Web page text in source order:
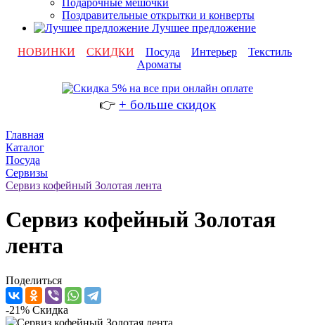
Подарочные мешочки
Поздравительные открытки и конверты
Лучшее предложение
НОВИНКИ
СКИДКИ Посуда Интерьер
Текстиль
Ароматы
👉 + больше скидок
Главная
Каталог
Посуда
Сервизы
Сервиз кофейный Золотая лента
Сервиз кофейный Золотая
лента
Поделиться
-21% Скидка